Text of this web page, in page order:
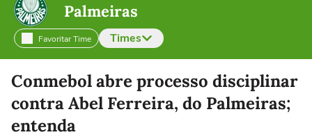
Palmeiras
Favoritar Time Times
Selecione o time para ver as notícias
Conmebol abre processo disciplinar
contra Abel Ferreira, do Palmeiras;
entenda